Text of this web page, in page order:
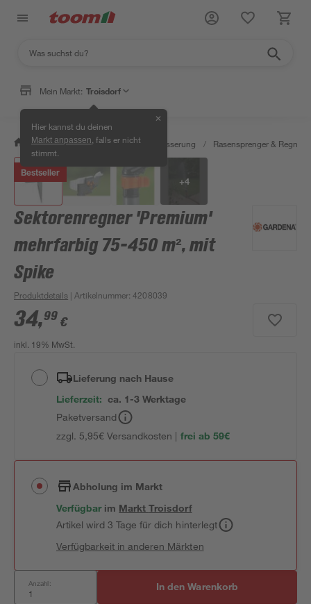
Mein Markt: Troisdorf
Hier kannst du deinen
Markt anpassen , falls er nicht
stimmt.
✕
/ Garten & Freizeit / Gartenbewässerung / Rasensprenger & Regner
Bestseller
+4
Sektorenregner 'Premium'
mehrfarbig 75-450 m², mit
Spike
Produktdetails | Artikelnummer:4208039
34,99 €
inkl. 19% MwSt.
Lieferung nach Hause
Lieferzeit: ca. 1-3 Werktage
Paketversand
zzgl. 5,95€ Versandkosten | frei ab 59€
Abholung im Markt
Verfügbar im MarktTroisdorf
Artikel wird 3 Tage für dich hinterlegt
Verfügbarkeit in anderen Märkten
Anzahl: In den Warenkorb